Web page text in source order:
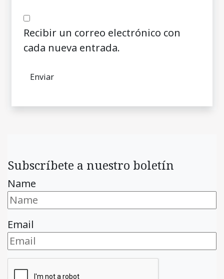
Recibir un correo electrónico con
cada nueva entrada.
Subscríbete a nuestro boletín
Name
Email